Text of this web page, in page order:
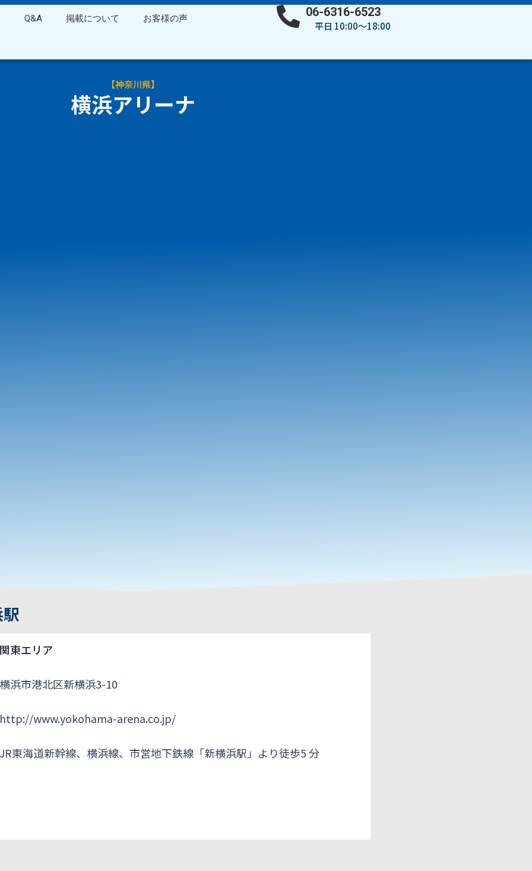
Q&A 掲載について お客様の声 06-6316-6523
平日 10:00～18:00
【神奈川県】
横浜アリーナ
関東エリア
横浜市港北区新横浜3-10
http://www.yokohama-arena.co.jp/
JR東海道新幹線、横浜線、市営地下鉄線「新横浜駅」より徒歩5 分